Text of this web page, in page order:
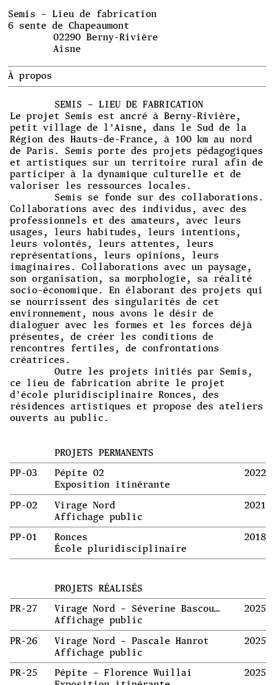
Semis – Lieu de fabrication
6 sente de Chapeaumont
02290 Berny-Rivière
Aisne
À propos
SEMIS – LIEU DE FABRICATION
Le projet Semis est ancré à Berny-Rivière,
petit village de l’Aisne, dans le Sud de la
Région des Hauts-de-France, à 100 km au nord
de Paris. Semis porte des projets pédagogiques
et artistiques sur un territoire rural afin de
participer à la dynamique culturelle et de
valoriser les ressources locales.
Semis se fonde sur des collaborations.
Collaborations avec des individus, avec des
professionnels et des amateurs, avec leurs
usages, leurs habitudes, leurs intentions,
leurs volontés, leurs attentes, leurs
représentations, leurs opinions, leurs
imaginaires. Collaborations avec un paysage,
son organisation, sa morphologie, sa réalité
socio-économique. En élaborant des projets qui
se nourrissent des singularités de cet
environnement, nous avons le désir de
dialoguer avec les formes et les forces déjà
présentes, de créer les conditions de
rencontres fertiles, de confrontations
créatrices.
Outre les projets initiés par Semis,
ce lieu de fabrication abrite le projet
d’école pluridisciplinaire Ronces, des
résidences artistiques et propose des ateliers
ouverts au public.
PROJETS PERMANENTS
PP-03
2022
Pépite 02
Exposition itinérante
PP-02
2021
Virage Nord
Affichage public
PP-01
2018
Ronces
École pluridisciplinaire
PROJETS RÉALISÉS
PR-27
2025
Virage Nord – Séverine Bascouert et Sammy Stein
Affichage public
PR-26
2025
Virage Nord – Pascale Hanrot
Affichage public
PR-25
2025
Pépite – Florence Wuillai